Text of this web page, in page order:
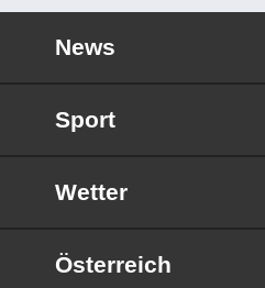
News
Sport
Wetter
Österreich